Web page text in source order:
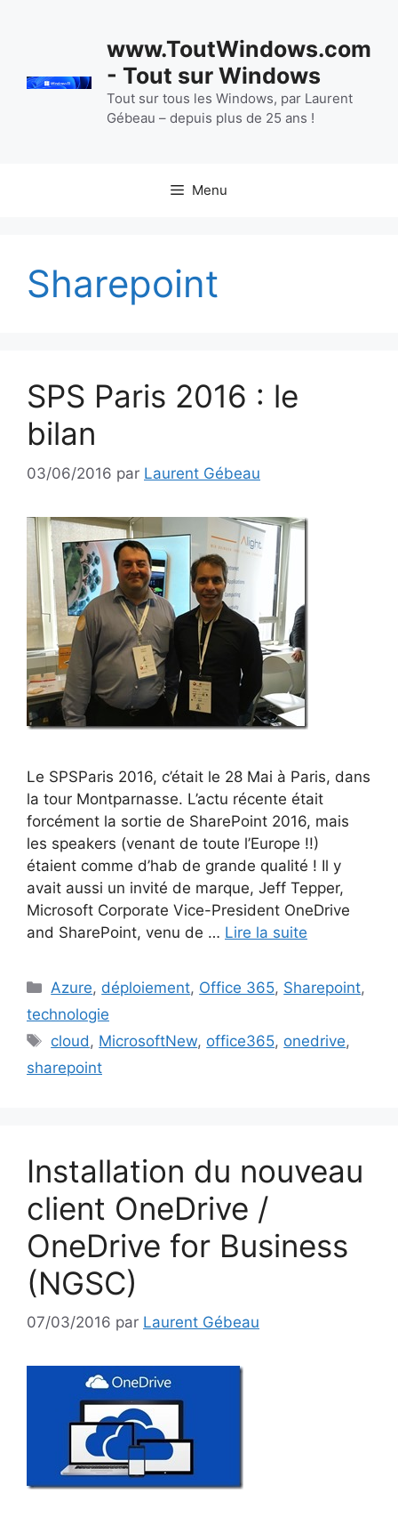
www.ToutWindows.com
- Tout sur Windows
Tout sur tous les Windows, par Laurent
Gébeau – depuis plus de 25 ans !
Menu
Sharepoint
SPS Paris 2016 : le
bilan
03/06/2016 par Laurent Gébeau
Le SPSParis 2016, c’était le 28 Mai à Paris, dans
la tour Montparnasse. L’actu récente était
forcément la sortie de SharePoint 2016, mais
les speakers (venant de toute l’Europe !!)
étaient comme d’hab de grande qualité ! Il y
avait aussi un invité de marque, Jeff Tepper,
Microsoft Corporate Vice-President OneDrive
and SharePoint, venu de … Lire la suite
Catégories
Azure, déploiement, Office 365, Sharepoint,
technologie
Étiquettes
cloud , MicrosoftNew, office365, onedrive,
sharepoint
Installation du nouveau
client OneDrive /
OneDrive for Business
(NGSC)
07/03/2016 par Laurent Gébeau